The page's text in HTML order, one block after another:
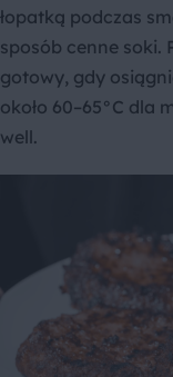
łopatką podczas
sposób cenne soki.
gotowy, gdy
około 60–65°C dla
well.